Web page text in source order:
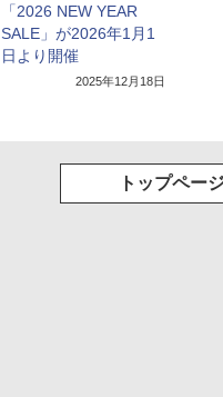
「2026 NEW YEAR
SALE」が2026年1月1
日より開催
2025年12月18日
トップペー